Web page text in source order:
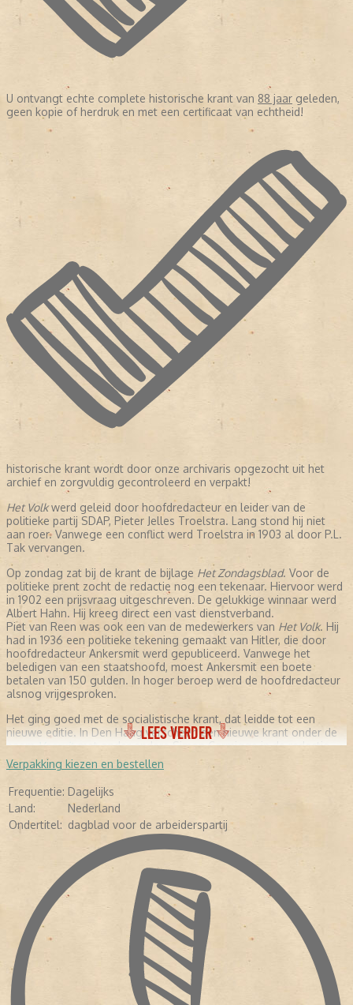
U ontvangt echte complete historische krant van 88 jaar geleden,
geen kopie of herdruk en met een certificaat van echtheid!
historische krant wordt door onze archivaris opgezocht uit het
archief en zorgvuldig gecontroleerd en verpakt!
Het Volkwerd geleid door hoofdredacteur en leider van de
politieke partij SDAP, Pieter Jelles Troelstra. Lang stond hij niet
aan roer. Vanwege een conflict werd Troelstra in 1903 al door P.L.
Tak vervangen.
Op zondag zat bij de krant de bijlage Het Zondagsblad. Voor de
politieke prent zocht de redactie nog een tekenaar. Hiervoor werd
in 1902 een prijsvraag uitgeschreven. De gelukkige winnaar werd
Albert Hahn. Hij kreeg direct een vast dienstverband.
Piet van Reen was ook een van de medewerkers van Het Volk. Hij
had in 1936 een politieke tekening gemaakt van Hitler, die door
hoofdredacteur Ankersmit werd gepubliceerd. Vanwege het
beledigen van een staatshoofd, moest Ankersmit een boete
betalen van 150 gulden. In hoger beroep werd de hoofdredacteur
alsnog vrijgesproken.
Het ging goed met de socialistische krant, dat leidde tot een
nieuwe editie. In Den Haag verscheen een nieuwe krant onder de
naamVooruit,met onder andere Simon Carmigge in de redactie.
IN DE OORLOG
Na de inval dan de Duitsers dachten de directie en de redactie
vanHet Volkdat ze de zelfstandigheid van het dagblad veilig
hadden gesteld. De toezeggingen van de Duitsers bleken loze
beloftes. Vanaf 20 juli 1940 kwam de redactie in handen van
NSB'er Rost van Tonningen.
Na de oorlog werd besloten om de titel van de krant aan te
passen naar
Het Vrije Volk.
LEES VERDER
Verpakking kiezen en bestellen
Frequentie: Dagelijks
Land:
Nederland
Ondertitel: dagblad voor de arbeiderspartij